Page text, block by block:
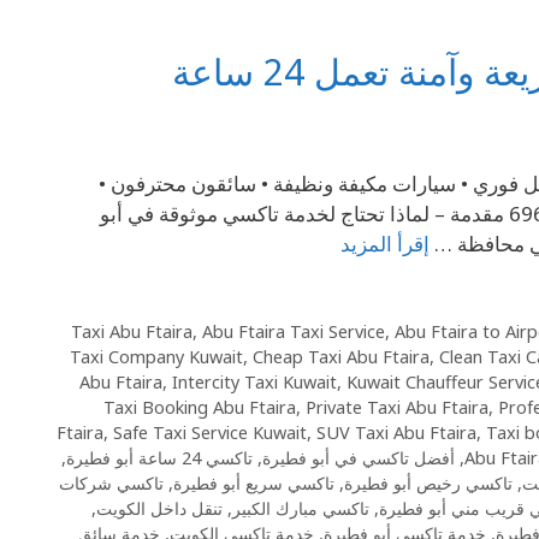
تعمل 24 ساعة
خدمة سريعة واحترافية على مدار 24 ساعة توصيل فوري • سيارات مكيفة ونظيفة • سائقون محترفون •
تغطية كاملة لمنطقة أبو فطيرة والمناطق المجاورة اتصل الآن – 69694241 مقدمة – لماذا تحتاج لخدمة تاكسي موثوقة في أبو
محافظة … إقرأ المزيد
,Abu Ftaira Taxi Service,Abu Ftaira to
Taxi Company Kuwait, Cheap Taxi Abu Ftaira, Clean Taxi
Abu Ftaira, Intercity Taxi Kuwait, Kuwait Chauffeur
Taxi Booking Abu Ftaira, Private Taxi Abu Ftaira,
Ftaira, Safe Taxi Service Kuwait, SUV Taxi Abu Ftaira, Taxi
Abu
, أفضل تاكسي في أبو فطيرة, تاكسي 24 ساعة أبو فطيرة
,
, تاكسي رخيص أبو فطيرة, تاكسي سريع أبو فطيرة, تاكسي شركات
قريب مني أبو فطيرة, تاكسي مبارك الكبير , تنقل داخل الكويت,
, خدمة تاكسي أبو فطيرة, خدمة تاكسي الكويت, خدمة سائق